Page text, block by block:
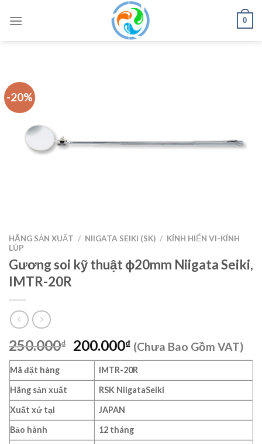
0
-20%
HÃNG SẢN XUẤT / NIIGATA SEIKI (SK) / KÍNH HIỂN VI-KÍNH
LÚP
Gương soi kỹ thuật ɸ20mm Niigata Seiki,
IMTR-20R
250.000₫ Giá
gốc
250.000₫.
200.000₫Giá
hiện
tại
là:
200.000₫.
(Chưa Bao Gồm VAT)
Mã đặt hàng
IMTR-20R
Hãng sản xuất
RSK NiigataSeiki
Xuất xứ tại
JAPAN
Bảo hành
12 tháng